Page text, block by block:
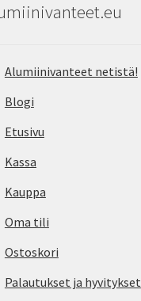
Alumiinivanteet netistä!
Blogi
Etusivu
Kassa
Kauppa
Oma tili
Ostoskori
Palautukset ja hyvitykset